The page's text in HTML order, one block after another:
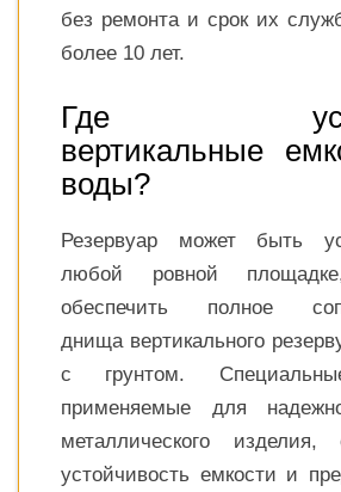
без ремонта и срок их
более 10 лет.
Где
вертикальные
воды?
Резервуар может быть
любой ровной
обеспечить полное
днища вертикального
с грунтом.
применяемые для
металлического изделия,
устойчивость емкости и